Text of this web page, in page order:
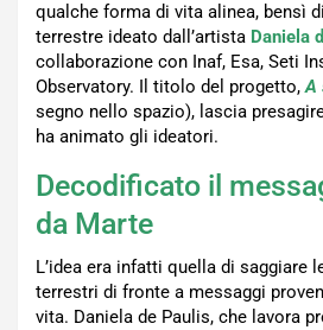
qualche forma di vita alinea, bensì
terrestre ideato dall’artista Daniela
collaborazione con Inaf, Esa, Seti
Observatory. Il titolo del progetto,A
segno nello spazio), lascia
ha animato gli ideatori.
Decodificato il
da Marte
L’idea era infatti quella di saggiare
terrestri di fronte a messaggi
vita. Daniela de Paulis, che lavora